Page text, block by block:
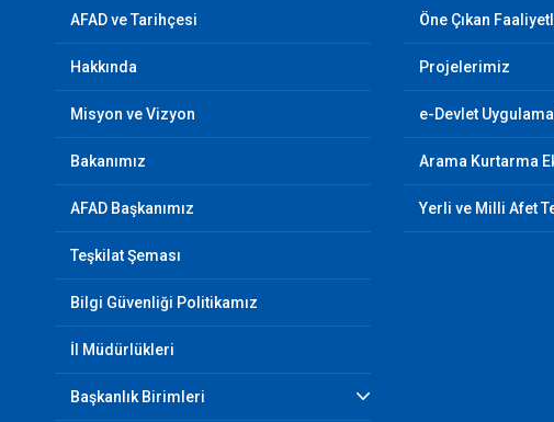
AFAD ve Tarihçesi
Hakkında
Misyon ve Vizyon
Bakanımız
AFAD Başkanımız
Teşkilat Şeması
Bilgi Güvenliği Politikamız
İl Müdürlükleri
Başkanlık Birimleri
Öne Çıkan
Projelerimiz
e-Devlet
Arama Kurtarma
Yerli ve Milli Afet